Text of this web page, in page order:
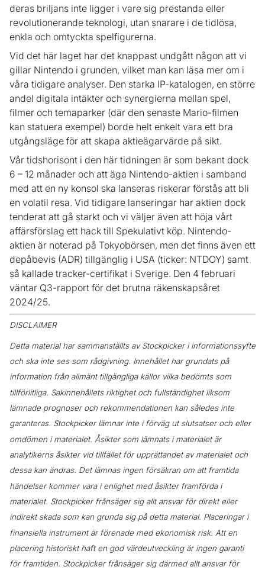
deras briljans inte ligger i vare sig prestanda eller
revolutionerande teknologi, utan snarare i de tidlösa,
enkla och omtyckta spelfigurerna.
Vid det här laget har det knappast undgått någon att vi
gillar Nintendo i grunden, vilket man kan läsa mer om i
våra tidigare analyser. Den starka IP-katalogen, en större
andel digitala intäkter och synergierna mellan spel,
filmer och temaparker (där den senaste Mario-filmen
kan statuera exempel) borde helt enkelt vara ett bra
utgångsläge för att skapa aktieägarvärde på sikt.
Vår tidshorisont i den här tidningen är som bekant dock
6 – 12 månader och att äga Nintendo-aktien i samband
med att en ny konsol ska lanseras riskerar förstås att bli
en volatil resa. Vid tidigare lanseringar har aktien dock
tenderat att gå starkt och vi väljer även att höja vårt
affärsförslag ett hack till Spekulativt köp. Nintendo-
aktien är noterad på Tokyobörsen, men det finns även ett
depåbevis (ADR) tillgänglig i USA (ticker: NTDOY) samt
så kallade tracker-certifikat i Sverige. Den 4 februari
väntar Q3-rapport för det brutna räkenskapsåret
2024/25.
DISCLAIMER
Detta material har sammanställts av Stockpicker i informationssyfte
och ska inte ses som rådgivning. Innehållet har grundats på
information från allmänt tillgängliga källor vilka bedömts som
tillförlitliga. Sakinnehållets riktighet och fullständighet liksom
lämnade prognoser och rekommendationen kan således inte
garanteras. Stockpicker lämnar inte i förväg ut slutsatser och eller
omdömen i materialet. Åsikter som lämnats i materialet är
analytikerns åsikter vid tillfället för upprättandet av materialet och
dessa kan ändras. Det lämnas ingen försäkran om att framtida
händelser kommer vara i enlighet med åsikter framförda i
materialet. Stockpicker frånsäger sig allt ansvar för direkt eller
indirekt skada som kan grunda sig på detta material. Placeringar i
finansiella instrument är förenade med ekonomisk risk. Att en
placering historiskt haft en god värdeutveckling är ingen garanti
för framtiden. Stockpicker frånsäger sig därmed allt ansvar för